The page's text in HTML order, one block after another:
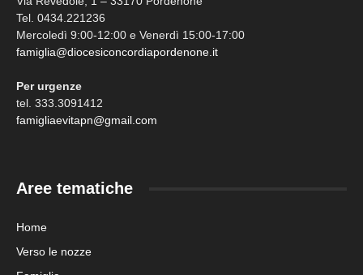
Tel. 0434.221236
Mercoledì 9:00-12:00 e Venerdì 15:00-17:00
famiglia@diocesiconcordiapordenone.it
Per urgenze
tel. 333.3091412
famigliaevitapn@gmail.com
Aree tematiche
Home
Verso le nozze